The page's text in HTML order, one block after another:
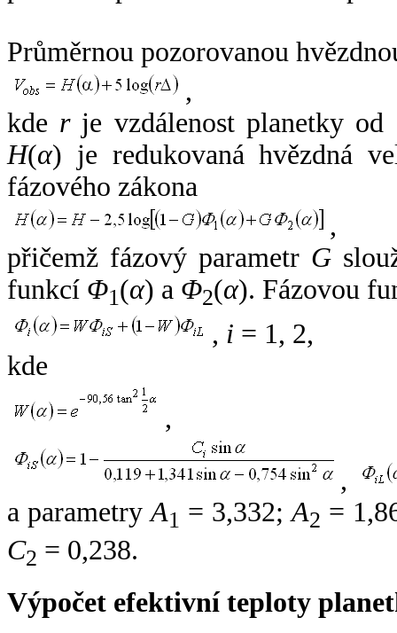
Průměrnou pozorovanou
,
kde rje vzdálenost planetky od
H(α) je redukovaná hvězdná
fázového zákona
,
přičemž fázový parametr G
funkcí Φ1(α) a Φ2(α). Fázovou
, i = 1, 2,
kde
,
,
a parametryA1 = 3,332;A2 =
C2 = 0,238.
Výpočet efektivní teploty